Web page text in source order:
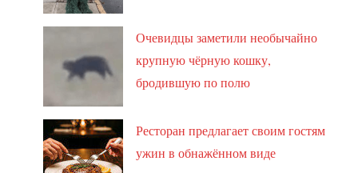
Очевидцы заметили необычайно
крупную чёрную кошку,
бродившую по полю
Ресторан предлагает своим гостям
ужин в обнажённом виде